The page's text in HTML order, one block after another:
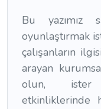
Bu yazımız
oyunlaştırmak
çalışanların
arayan
olun, ister
etkinliklerinde